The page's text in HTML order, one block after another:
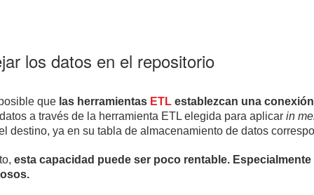
los datos en el repositorio
que las herramientas ETL establezcan una
a través de la herramienta ETL elegida para aplicar in
destino, ya en su tabla de almacenamiento de datos
esta capacidad puede ser poco rentable.